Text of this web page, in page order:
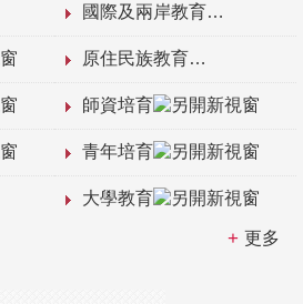
國際及兩岸教育
原住民族教育
師資培育
青年培育
大學教育
更多